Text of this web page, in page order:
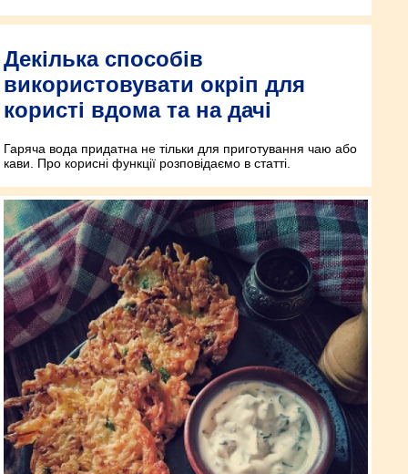
Декілька способів
використовувати окріп для
користі вдома та на дачі
Гаряча вода придатна не тільки для приготування чаю або
кави. Про корисні функції розповідаємо в статті.